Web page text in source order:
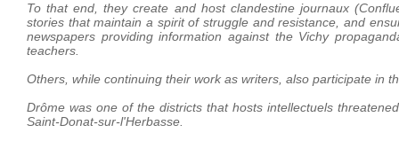
To that end, they create and host clandestine journaux
stories that maintain a spirit of struggle and resistance, and
newspapers providing information against the Vichy
teachers.
Others, while continuing their work as writers, also participate in
Drôme was one of the districts that hosts intellectuels
Saint-Donat-sur-l'Herbasse.